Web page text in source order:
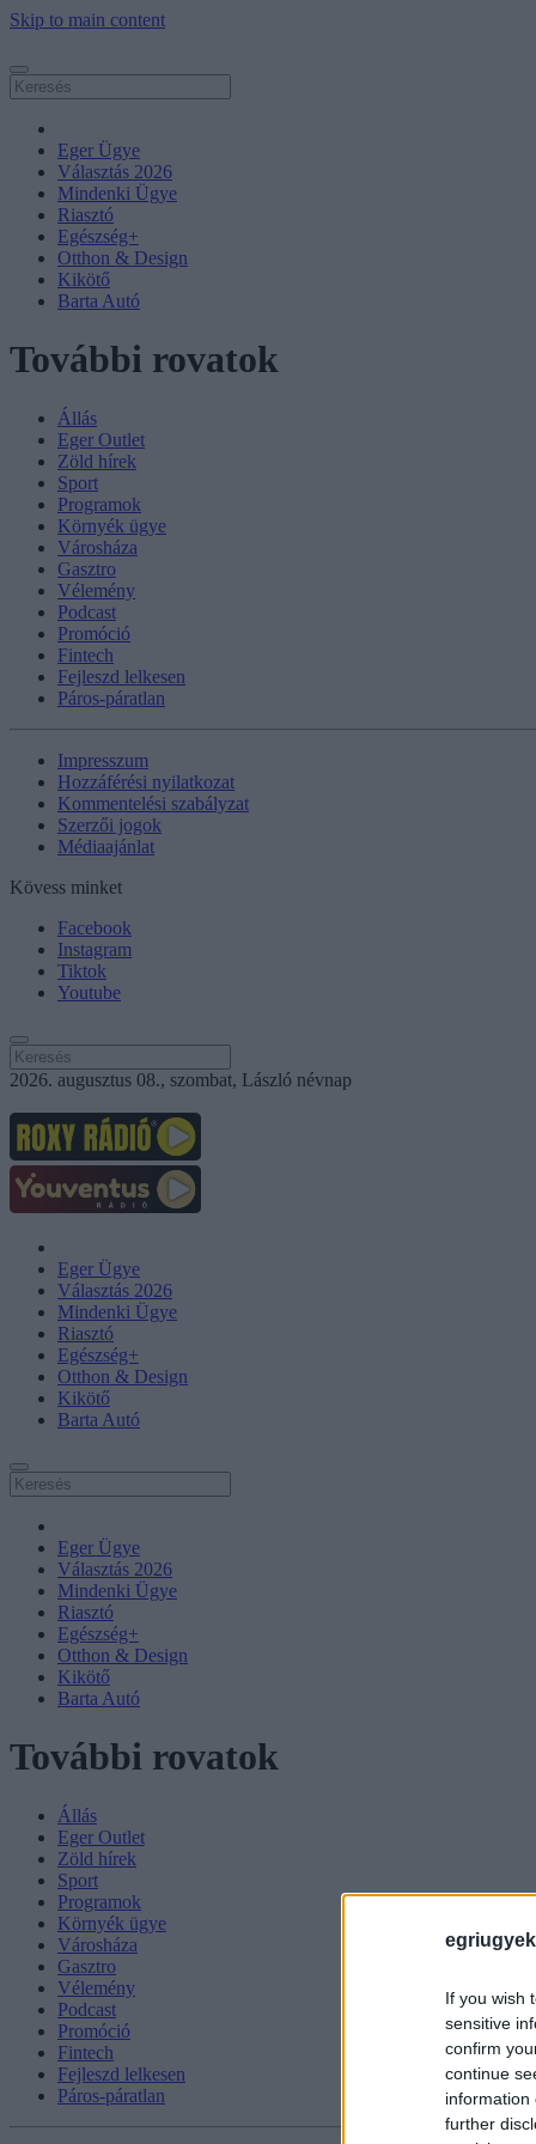
If you wish
sensitive
confirm
continue
information
further
Skip to main content
Eger Ügye
Választás 2026
Mindenki Ügye
Riasztó
Egészség+
Otthon & Design
Kikötő
Barta Autó
További rovatok
Állás
Eger Outlet
Zöld hírek
Sport
Programok
Környék ügye
Városháza
Gasztro
Vélemény
Podcast
Promóció
Fintech
Fejleszd lelkesen
Páros-páratlan
Impresszum
Hozzáférési nyilatkozat
Kommentelési szabályzat
Szerzői jogok
Médiaajánlat
Kövess minket
Facebook
Instagram
Tiktok
Youtube
2026. augusztus 08., szombat, László névnap
Eger Ügye
Választás 2026
Mindenki Ügye
Riasztó
Egészség+
Otthon & Design
Kikötő
Barta Autó
Eger Ügye
Választás 2026
Mindenki Ügye
Riasztó
Egészség+
Otthon & Design
Kikötő
Barta Autó
További rovatok
Állás
Eger Outlet
Zöld hírek
Sport
Programok
Környék ügye
Városháza
Gasztro
Vélemény
Podcast
Promóció
Fintech
Fejleszd lelkesen
Páros-páratlan